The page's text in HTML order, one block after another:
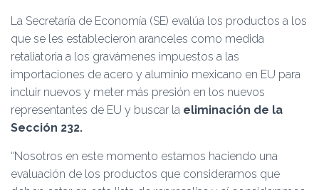
La Secretaría de Economía (SE) evalúa los productos a los
que se les establecieron aranceles como medida
retaliatoria a los gravámenes impuestos a las
importaciones de acero y aluminio mexicano en EU para
incluir nuevos y meter más presión en los nuevos
representantes de EU y buscar la eliminación de la
Sección 232.
“Nosotros en este momento estamos haciendo una
evaluación de los productos que consideramos que